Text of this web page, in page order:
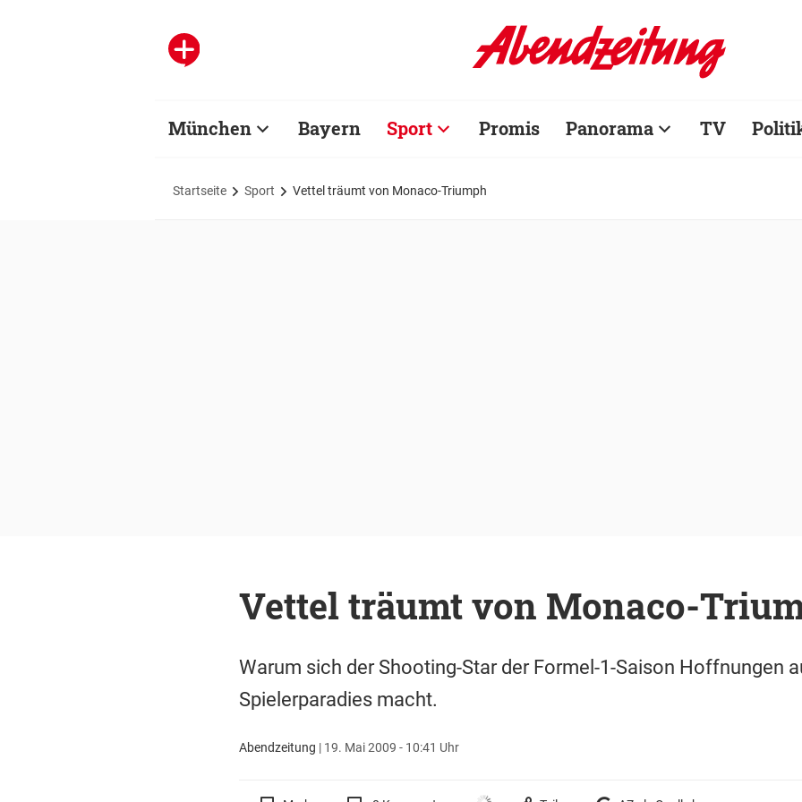
München Bayern Sport Promis Panorama TV
Startseite Sport Vettel träumt von Monaco-Triumph
Vettel träumt von Monaco-
Warum sich der Shooting-Star der Formel-1-Saison Hoffnungen
Spielerparadies macht.
Abendzeitung | 19. Mai 2009 - 10:41 Uhr